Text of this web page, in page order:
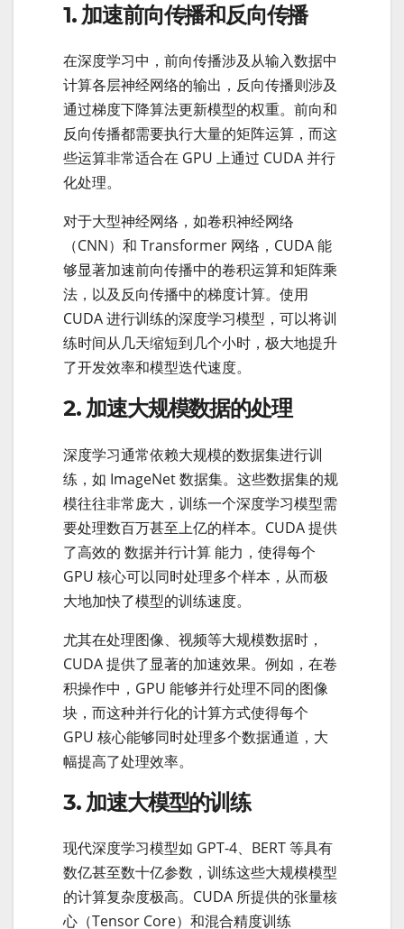
1. 加速前向传播和反向传播
在深度学习中，前向传播涉及从输入数据中
计算各层神经网络的输出，反向传播则涉及
通过梯度下降算法更新模型的权重。前向和
反向传播都需要执行大量的矩阵运算，而这
些运算非常适合在 GPU 上通过 CUDA 并行
化处理。
对于大型神经网络，如卷积神经网络
（CNN）和 Transformer 网络，CUDA 能
够显著加速前向传播中的卷积运算和矩阵乘
法，以及反向传播中的梯度计算。使用
CUDA 进行训练的深度学习模型，可以将训
练时间从几天缩短到几个小时，极大地提升
了开发效率和模型迭代速度。
2. 加速大规模数据的处理
深度学习通常依赖大规模的数据集进行训
练，如 ImageNet 数据集。这些数据集的规
模往往非常庞大，训练一个深度学习模型需
要处理数百万甚至上亿的样本。CUDA 提供
了高效的 数据并行计算 能力，使得每个
GPU 核心可以同时处理多个样本，从而极
大地加快了模型的训练速度。
尤其在处理图像、视频等大规模数据时，
CUDA 提供了显著的加速效果。例如，在卷
积操作中，GPU 能够并行处理不同的图像
块，而这种并行化的计算方式使得每个
GPU 核心能够同时处理多个数据通道，大
幅提高了处理效率。
3. 加速大模型的训练
现代深度学习模型如 GPT-4、BERT 等具有
数亿甚至数十亿参数，训练这些大规模模型
的计算复杂度极高。CUDA 所提供的张量核
心（Tensor Core）和混合精度训练